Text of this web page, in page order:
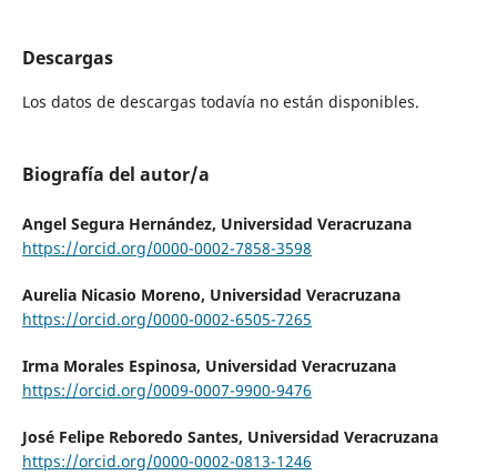
Descargas
Los datos de descargas todavía no están disponibles.
Biografía del autor/a
Angel Segura Hernández, Universidad Veracruzana
https://orcid.org/0000-0002-7858-3598
Aurelia Nicasio Moreno, Universidad Veracruzana
https://orcid.org/0000-0002-6505-7265
Irma Morales Espinosa, Universidad Veracruzana
https://orcid.org/0009-0007-9900-9476
José Felipe Reboredo Santes, Universidad Veracruzana
https://orcid.org/0000-0002-0813-1246